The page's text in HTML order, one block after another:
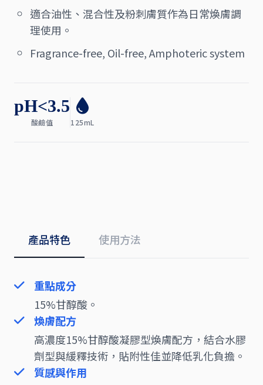
適合油性、混合性及粉刺膚質作為日常煥膚調
理使用。
Fragrance-free, Oil-free, Amphoteric system
pH<3.5
酸鹼值 125mL
產品特色 使用方法
重點成分
15%甘醇酸。
煥膚配方
高濃度15%甘醇酸凝膠型煥膚配方，結合水膠
劑型與緩釋技術，貼附性佳並降低乳化負擔。
質感與作用